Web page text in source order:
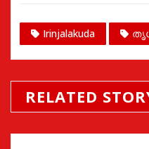
Irinjalakuda
RELATED